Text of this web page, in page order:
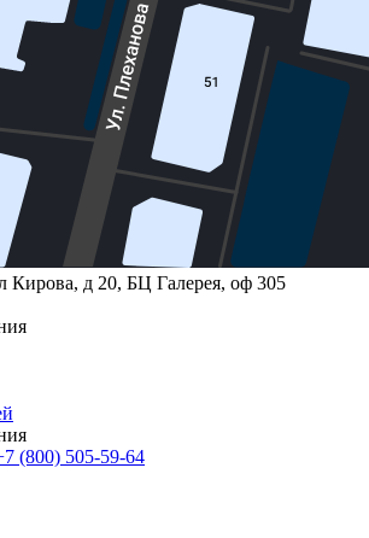
Кирова, д 20, БЦ Галерея, оф 305
(800) 505-59-64